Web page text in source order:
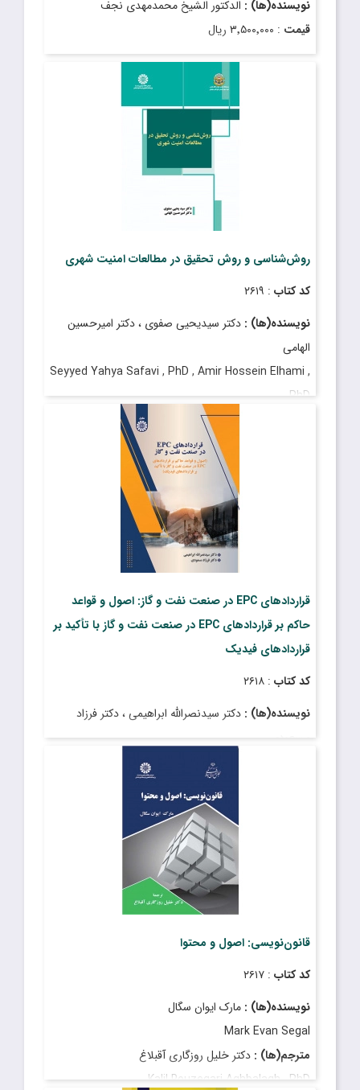
نویسنده(ها) : الدکتور الشیخ محمدمهدی نجف
قیمت : ۳٬۵۰۰٬۰۰۰ ریال
: اسفند ۱۴۰۳
روش‌شناسی و روش تحقیق در مطالعات امنیت شهری
کد کتاب : ۲۶۱۹
نویسنده(ها) : دکتر سیدیحیی صفوی ، دکتر امیرحسین
الهامی
Seyyed Yahya Safavi , PhD , Amir Hossein Elhami ,
PhD
قراردادهای EPC در صنعت نفت و گاز: اصول و قواعد
حاکم بر قراردادهای EPC در صنعت نفت و گاز با تأکید بر
قراردادهای فیدیک
کد کتاب : ۲۶۱۸
نویسنده(ها) : دکتر سیدنصرالله ابراهیمی ، دکتر فرزاد
مسعودی
PhD, Seyed Nasrollah Ebrahimi , PhD , Farzad
: اسفند ۱۴۰۳
قانون‌نویسی: اصول و محتوا
کد کتاب : ۲۶۱۷
نویسنده(ها) : مارک ایوان سگال
Mark Evan Segal
مترجم(ها) : دکتر خلیل روزگاری آقبلاغ
Kalil Rouzegari Aghbalagh , PhD